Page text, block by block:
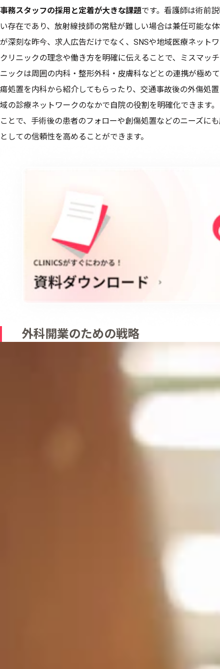
事務スタッフの採用と定着が大きな課題です。看護師は術前
い存在であり、放射線技師の常駐が難しい場合は兼任可能な
が深刻な昨今、求人広告だけでなく、SNSや地域医療ネット
クリニックの理念や働き方を明確に伝えることで、ミスマッ
ニックは周囲の内科・整形外科・皮膚科などとの連携が極め
瘍処置を内科から紹介してもらったり、交通事故後の外傷処
域の診療ネットワークのなかで自院の役割を明確化できます
ことで、手術後の患者のフォローや創傷処置などのニーズに
としての信頼性を高めることができます。
外科開業のための戦略